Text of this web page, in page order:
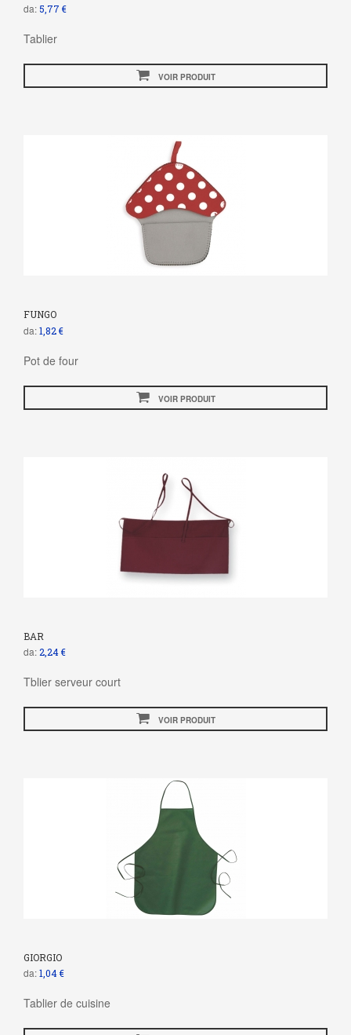
da: 5,77 €
Tablier
VOIR PRODUIT
FUNGO
da:1,82 €
Pot de four
VOIR PRODUIT
BAR
da:2,24 €
Tblier serveur court
VOIR PRODUIT
GIORGIO
da:1,04 €
Tablier de cuisine